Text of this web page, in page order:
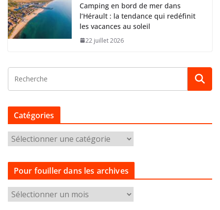
Camping en bord de mer dans
l’Hérault : la tendance qui redéfinit
les vacances au soleil
22 juillet 2026
Catégories
a
t
g
Pour fouiller dans les archives
o